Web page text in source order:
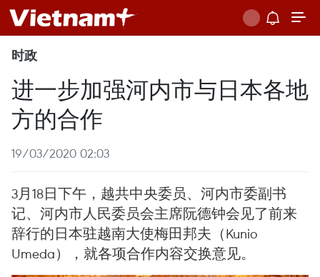
时政
进一步加强河内市与日本各地
方的合作
19/03/2020 02:03
3月18日下午，越共中央委员、河内市委副书
记、河内市人民委员会主席阮德钟会见了前来
辞行的日本驻越南大使梅田邦夫（Kunio
Umeda），就各项合作内容交换意见。